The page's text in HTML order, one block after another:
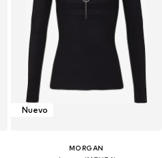
Nuevo
MORGAN